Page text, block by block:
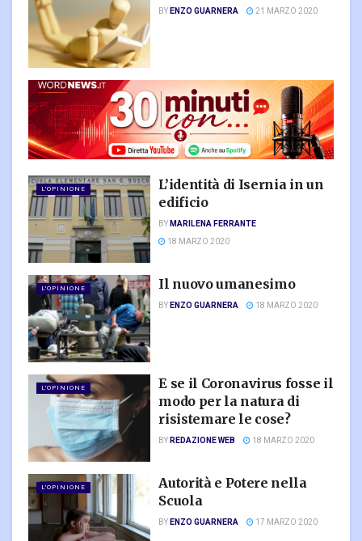
BYENZO GUARNERA 21 MARZO 2020
L'OPINIONE
L’identità di Isernia in un
edificio
BYMARILENA FERRANTE
18 MARZO 2020
L'OPINIONE Il nuovo umanesimo
BYENZO GUARNERA 18 MARZO 2020
L'OPINIONE
E se il Coronavirus fosse il
modo per la natura di
risistemare le cose?
BYREDAZIONE WEB 18 MARZO 2020
L'OPINIONE
Autorità e Potere nella
Scuola
BYENZO GUARNERA 17 MARZO 2020